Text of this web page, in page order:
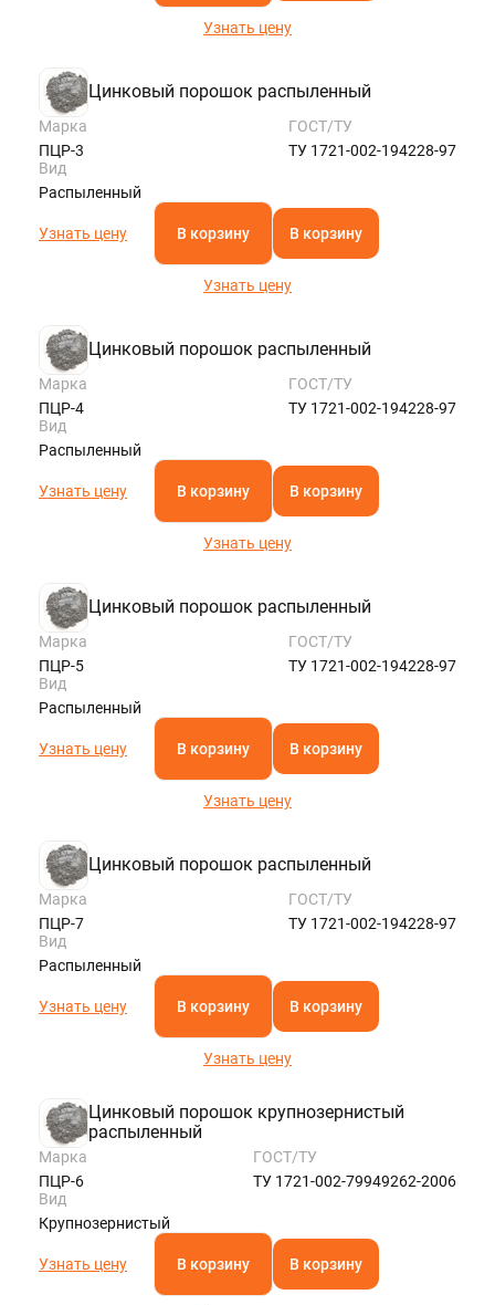
Узнать цену
Цинковый порошок распыленный
Марка
ПЦР-3
ГОСТ/ТУ
ТУ 1721-002-194228-97
Вид
Распыленный
Узнать цену В корзину В корзину
Узнать цену
Цинковый порошок распыленный
Марка
ПЦР-4
ГОСТ/ТУ
ТУ 1721-002-194228-97
Вид
Распыленный
Узнать цену В корзину В корзину
Узнать цену
Цинковый порошок распыленный
Марка
ПЦР-5
ГОСТ/ТУ
ТУ 1721-002-194228-97
Вид
Распыленный
Узнать цену В корзину В корзину
Узнать цену
Цинковый порошок распыленный
Марка
ПЦР-7
ГОСТ/ТУ
ТУ 1721-002-194228-97
Вид
Распыленный
Узнать цену В корзину В корзину
Узнать цену
Цинковый порошок крупнозернистый
распыленный
Марка
ПЦР-6
ГОСТ/ТУ
ТУ 1721-002-79949262-2006
Вид
Крупнозернистый
Узнать цену В корзину В корзину